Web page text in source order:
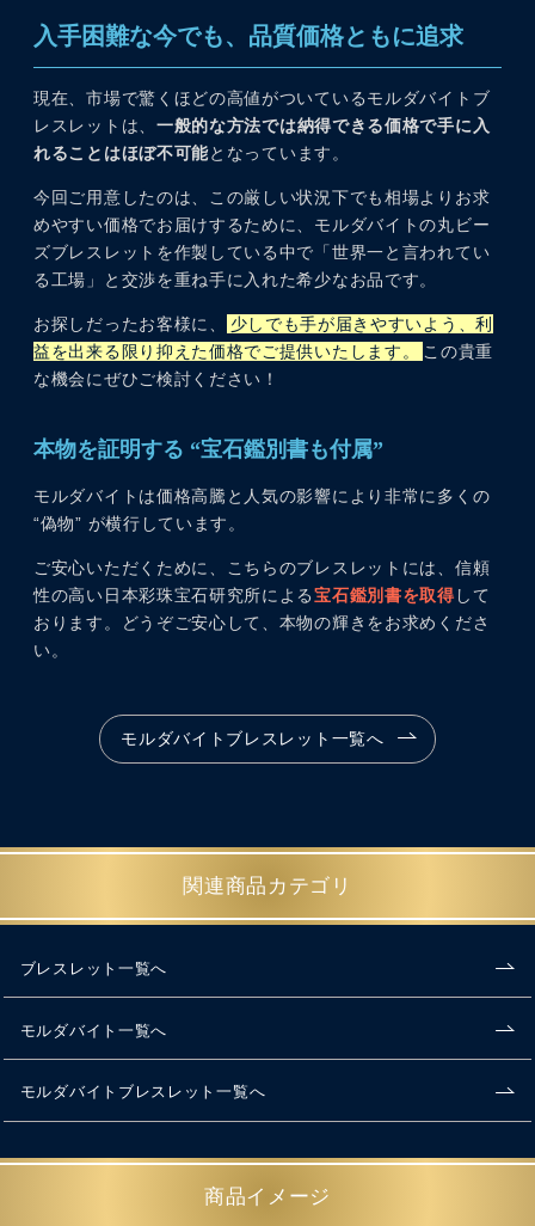
入手困難な今でも、品質価格ともに追求
現在、市場で驚くほどの高値がついているモルダバイトブ
レスレットは、 一般的な方法では納得できる価格で手に入
れることはほぼ不可能となっています。
今回ご用意したのは、この厳しい状況下でも相場よりお求
めやすい価格でお届けするために、モルダバイトの丸ビー
ズブレスレットを作製している中で「世界一と言われてい
る工場」と交渉を重ね手に入れた希少なお品です。
お探しだったお客様に、
少しでも手が届きやすいよう、利
益を出来る限り抑えた価格でご提供いたします。
この貴重
な機会にぜひご検討ください！
本物を証明する “宝石鑑別書も付属”
モルダバイトは価格高騰と人気の影響により非常に多くの
“偽物” が横行しています。
ご安心いただくために、こちらのブレスレットには、信頼
性の高い日本彩珠宝石研究所による宝石鑑別書を取得 して
おります。どうぞご安心して、本物の輝きをお求めくださ
い。
モルダバイトブレスレット一覧へ
関連商品カテゴリ
ブレスレット一覧へ
モルダバイト一覧へ
モルダバイトブレスレット一覧へ
商品イメージ